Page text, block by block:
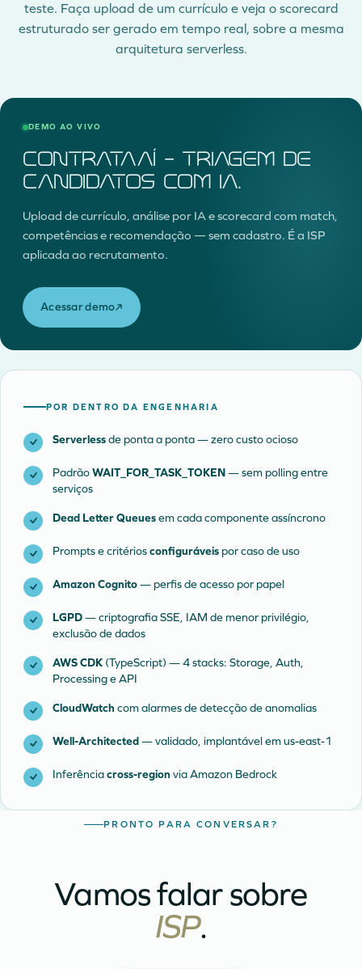
teste. Faça upload de um currículo e veja o scorecard
estruturado ser gerado em tempo real, sobre a mesma
arquitetura serverless.
DEMO AO VIVO
ContrataAí — Triagem de
candidatos com IA.
Upload de currículo, análise por IA e scorecard com match,
competências e recomendação — sem cadastro. É a ISP
aplicada ao recrutamento.
Acessar demo
POR DENTRO DA ENGENHARIA
Serverlessde ponta a ponta — zero custo ocioso
PadrãoWAIT_FOR_TASK_TOKEN— sem polling entre
serviços
Dead Letter Queuesem cada componente assíncrono
Prompts e critériosconfiguráveis por caso de uso
Amazon Cognito— perfis de acesso por papel
LGPD— criptografia SSE, IAM de menor privilégio,
exclusão de dados
AWS CDK (TypeScript) — 4 stacks: Storage, Auth,
Processing e API
CloudWatch com alarmes de detecção de anomalias
Well-Architected— validado, implantável em us-east-1
Inferênciacross-region via Amazon Bedrock
PRONTO PARA CONVERSAR?
Vamos falar sobre
ISP.